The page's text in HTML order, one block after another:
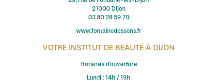
21000 Dijon
03 80 28 59 70
www.fontainedessens.fr
VOTRE INSTITUT DE BEAUTÉ À DIJON
Horaires d'ouverture
Lundi : 14h / 19h